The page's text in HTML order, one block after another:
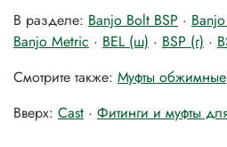
В разделе: Banjo Bolt BSP ·
Banjo Metric · BEL (ш) · BSP (г) ·
Смотрите также: Муфты обжимные
Вверх: Cast · Фитинги и муфты